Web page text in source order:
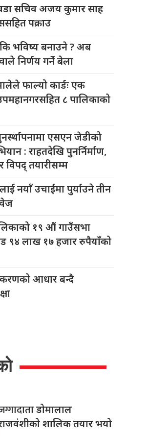
सचिव अजय कुमार साह
पक्राउ
कि भविष्य बनाउने ? अब
निर्णय गर्ने बेला
फाल्यो कार्डः एक
८ पालिकाको
एसएन जेडीको
: राहतदेखि पुनर्निर्माण,
विपद् तयारीसम्म
नयाँ उचाईमा पुर्याउने तीन
१९ औं गाउँसभा
९४ लाख १७ हजार रुपैयाँको
आधार बन्दै
डोमालाल
शालिक तयार भयो